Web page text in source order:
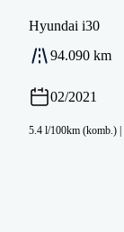
Hyundai i30
94.090 km
02/2021
5.4 l/100km (komb.) |